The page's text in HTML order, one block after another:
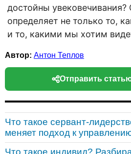
достойны увековечивания?
определяет не только то,
и то, какими мы хотим
Автор: Антон Теплов
Отправить
Что такое сервант-
меняет подход к
Что такое индивид?